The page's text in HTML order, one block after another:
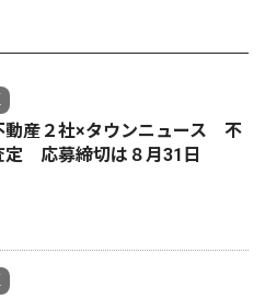
産２社×タウンニュース 不
定 応募締切は８月31日